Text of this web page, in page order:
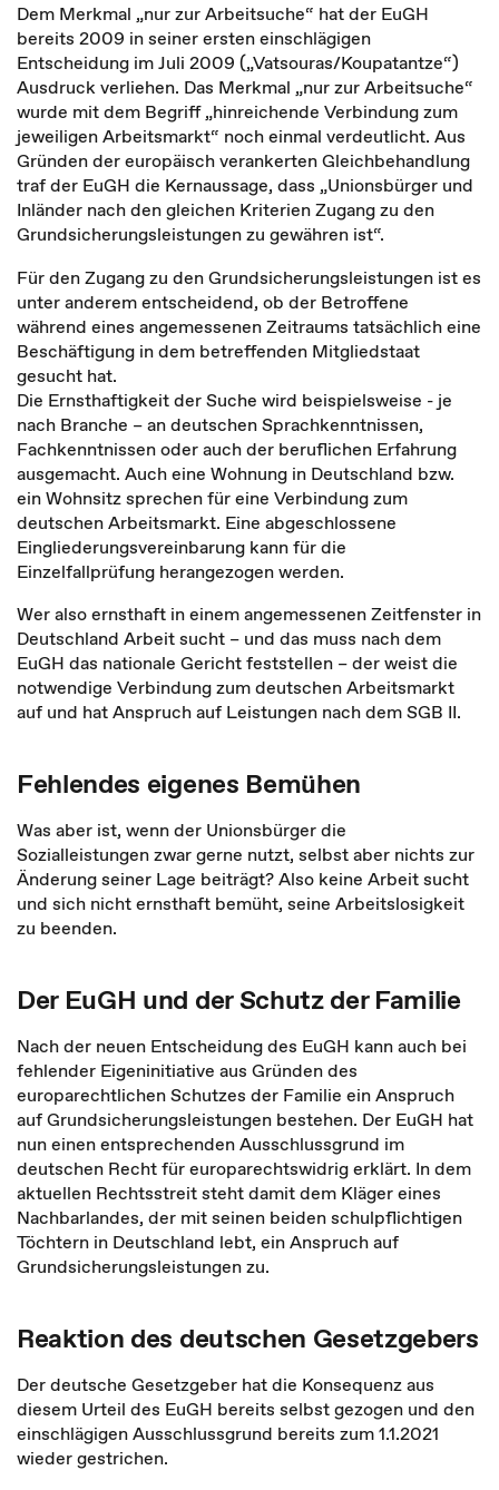
Dem Merkmal „nur zur Arbeitsuche“ hat der EuGH
bereits 2009 in seiner ersten einschlägigen
Entscheidung im Juli 2009 („Vatsouras/Koupatantze“)
Ausdruck verliehen. Das Merkmal „nur zur Arbeitsuche“
wurde mit dem Begriff „hinreichende Verbindung zum
jeweiligen Arbeitsmarkt“ noch einmal verdeutlicht. Aus
Gründen der europäisch verankerten Gleichbehandlung
traf der EuGH die Kernaussage, dass „Unionsbürger und
Inländer nach den gleichen Kriterien Zugang zu den
Grundsicherungsleistungen zu gewähren ist“.
Für den Zugang zu den Grundsicherungsleistungen ist es
unter anderem entscheidend, ob der Betroffene
während eines angemessenen Zeitraums tatsächlich eine
Beschäftigung in dem betreffenden Mitgliedstaat
gesucht hat.
Die Ernsthaftigkeit der Suche wird beispielsweise - je
nach Branche – an deutschen Sprachkenntnissen,
Fachkenntnissen oder auch der beruflichen Erfahrung
ausgemacht. Auch eine Wohnung in Deutschland bzw.
ein Wohnsitz sprechen für eine Verbindung zum
deutschen Arbeitsmarkt. Eine abgeschlossene
Eingliederungsvereinbarung kann für die
Einzelfallprüfung herangezogen werden.
Wer also ernsthaft in einem angemessenen Zeitfenster in
Deutschland Arbeit sucht – und das muss nach dem
EuGH das nationale Gericht feststellen – der weist die
notwendige Verbindung zum deutschen Arbeitsmarkt
auf und hat Anspruch auf Leistungen nach dem SGB II.
Fehlendes eigenes Bemühen
Was aber ist, wenn der Unionsbürger die
Sozialleistungen zwar gerne nutzt, selbst aber nichts zur
Änderung seiner Lage beiträgt? Also keine Arbeit sucht
und sich nicht ernsthaft bemüht, seine Arbeitslosigkeit
zu beenden.
Der EuGH und der Schutz der Familie
Nach der neuen Entscheidung des EuGH kann auch bei
fehlender Eigeninitiative aus Gründen des
europarechtlichen Schutzes der Familie ein Anspruch
auf Grundsicherungsleistungen bestehen. Der EuGH hat
nun einen entsprechenden Ausschlussgrund im
deutschen Recht für europarechtswidrig erklärt. In dem
aktuellen Rechtsstreit steht damit dem Kläger eines
Nachbarlandes, der mit seinen beiden schulpflichtigen
Töchtern in Deutschland lebt, ein Anspruch auf
Grundsicherungsleistungen zu.
Reaktion des deutschen Gesetzgebers
Der deutsche Gesetzgeber hat die Konsequenz aus
diesem Urteil des EuGH bereits selbst gezogen und den
einschlägigen Ausschlussgrund bereits zum 1.1.2021
wieder gestrichen.